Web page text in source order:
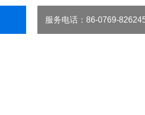
服务电话 ：86-0769-